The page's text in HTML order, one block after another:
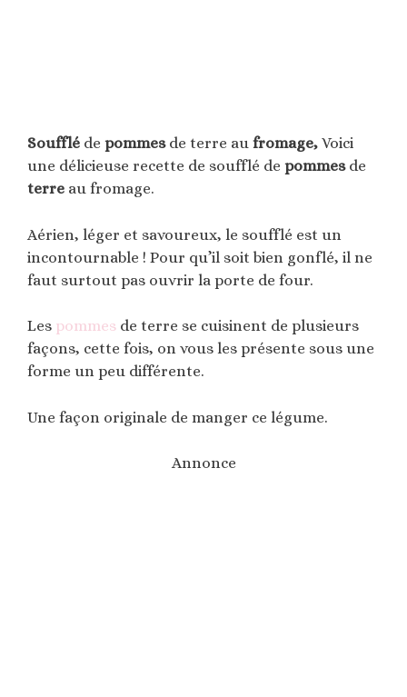
Soufflé de pommesde terre au fromage, Voici
une délicieuse recette de soufflé de pommesde
terre au fromage.
Aérien, léger et savoureux, le soufflé est un
incontournable ! Pour qu’il soit bien gonflé, il ne
faut surtout pas ouvrir la porte de four.
Les pommes de terre se cuisinent de plusieurs
façons, cette fois, on vous les présente sous une
forme un peu différente.
Une façon originale de manger ce légume.
Annonce